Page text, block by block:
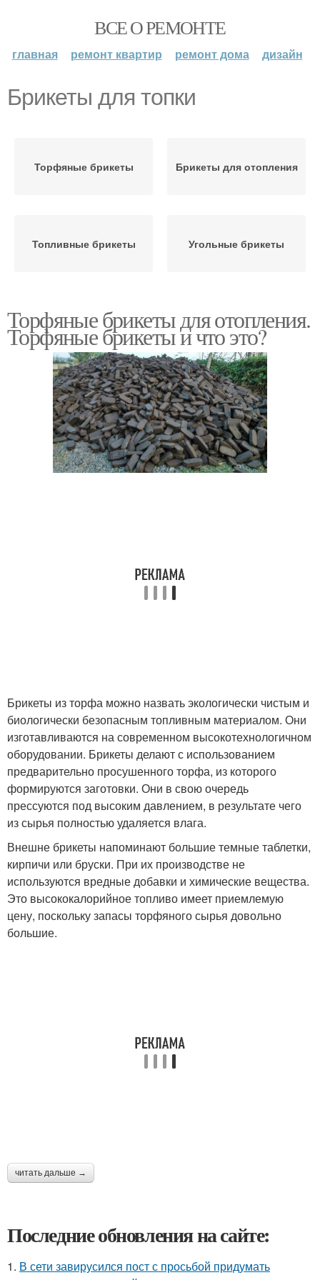
ВСЕ О РЕМОНТЕ
главная ремонт квартир ремонт дома дизайн
Брикеты для топки
Торфяные брикеты Брикеты для отопления
Топливные брикеты Угольные брикеты
Торфяные брикеты для отопления.
Торфяные брикеты и что это?
Брикеты из торфа можно назвать экологически чистым и
биологически безопасным топливным материалом. Они
изготавливаются на современном высокотехнологичном
оборудовании. Брикеты делают с использованием
предварительно просушенного торфа, из которого
формируются заготовки. Они в свою очередь
прессуются под высоким давлением, в результате чего
из сырья полностью удаляется влага.
Внешне брикеты напоминают большие темные таблетки,
кирпичи или бруски. При их производстве не
используются вредные добавки и химические вещества.
Это высококалорийное топливо имеет приемлемую
цену, поскольку запасы торфяного сырья довольно
большие.
читать дальше →
Последние обновления на сайте:
1. В сети завирусился пост с просьбой придумать